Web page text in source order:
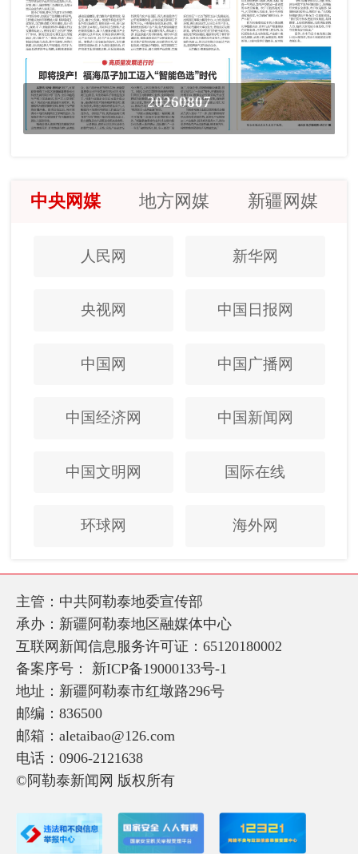
20260807
中央网媒 地方网媒 新疆网媒
人民网 新华网
央视网 中国日报网
中国网 中国广播网
中国经济网 中国新闻网
中国文明网 国际在线
环球网 海外网
主管：中共阿勒泰地委宣传部
承办：新疆阿勒泰地区融媒体中心
互联网新闻信息服务许可证：65120180002
备案序号： 新ICP备19000133号-1
地址：新疆阿勒泰市红墩路296号
邮编：836500
邮箱：aletaibao@126.com
电话：0906-2121638
©阿勒泰新闻网 版权所有